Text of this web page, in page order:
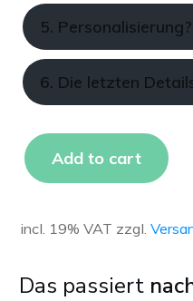
5. Personalisierung?
6. Die letzten
Add to cart
incl. 19% VAT zzgl.
Das passiert